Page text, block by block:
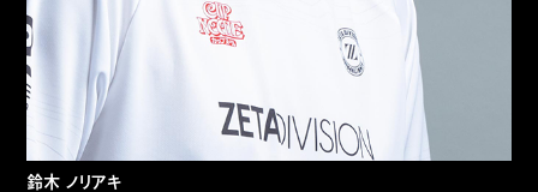
鈴木 ノリアキ